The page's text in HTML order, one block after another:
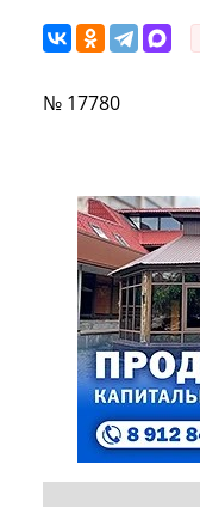
№ 17780